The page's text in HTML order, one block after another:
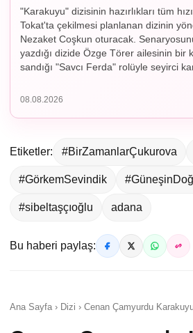
"Karakuyu" dizisinin hazırlıkları tüm
Tokat'ta çekilmesi planlanan dizinin
Nezaket Coşkun oturacak.
yazdığı dizide Özge Törer ailesinin bir
sandığı "Savcı Ferda" rolüyle seyirci
08.08.2026
Etiketler: #BirZamanlarÇukurova
#GörkemSevindik
#sibeltaşçıoğlu adana
Bu haberi paylaş:
Ana Sayfa › Dizi › Cenan Çamyurdu